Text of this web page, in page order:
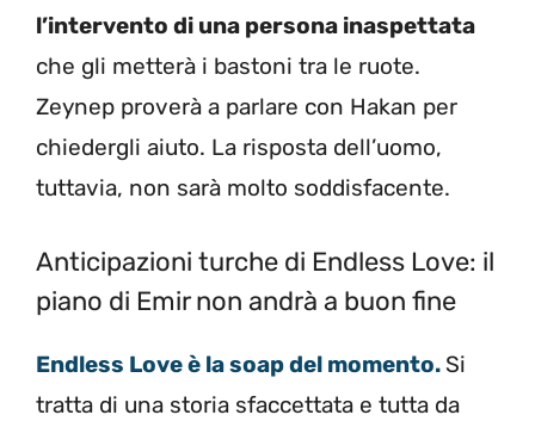
l’intervento di una persona inaspettata
che gli metterà i bastoni tra le ruote.
Zeynep proverà a parlare con Hakan per
chiedergli aiuto. La risposta dell’uomo,
tuttavia, non sarà molto soddisfacente.
Anticipazioni turche di Endless Love: il
piano di Emir non andrà a buon fine
Endless Love è la soap del momento. Si
tratta di una storia sfaccettata e tutta da